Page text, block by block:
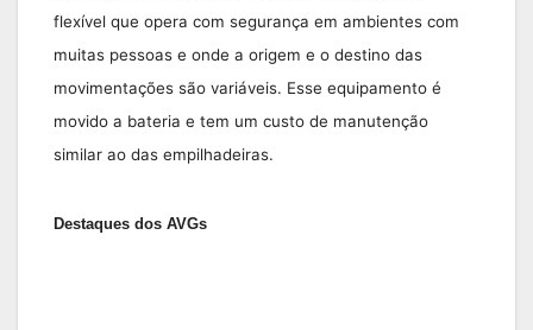
flexível que opera com segurança em ambientes com
muitas pessoas e onde a origem e o destino das
movimentações são variáveis. Esse equipamento é
movido a bateria e tem um custo de manutenção
similar ao das empilhadeiras.
Destaques dos AVGs